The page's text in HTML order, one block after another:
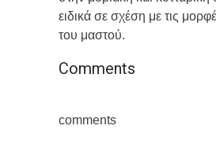
ειδικά σε σχέση με τις
του μαστού.
Comments
comments